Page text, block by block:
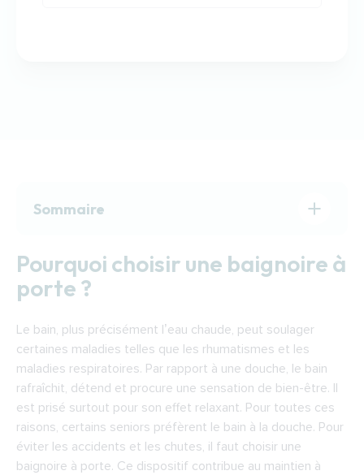
Sommaire
Comment choisir une baignoire à porte ?
Les aides pour financer une baignoire avec
Trouver un expert pour installer une baignoire
avec porte à Digne-les-Bains
Pourquoi choisir une baignoire à
porte ?
Le bain, plus précisément l’eau chaude, peut soulager
certaines maladies telles que les rhumatismes et les
maladies respiratoires. Par rapport à une douche, le bain
rafraîchit, détend et procure une sensation de bien-être. Il
est prisé surtout pour son effet relaxant. Pour toutes ces
raisons, certains seniors préfèrent le bain à la douche. Pour
éviter les accidents et les chutes, il faut choisir une
baignoire à porte. Ce dispositif contribue au maintien à